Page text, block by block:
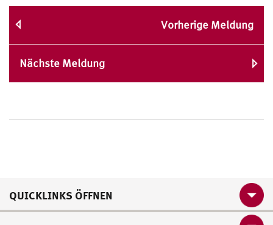
Vorherige Meldung
Nächste Meldung
QUICKLINKS ÖFFNEN